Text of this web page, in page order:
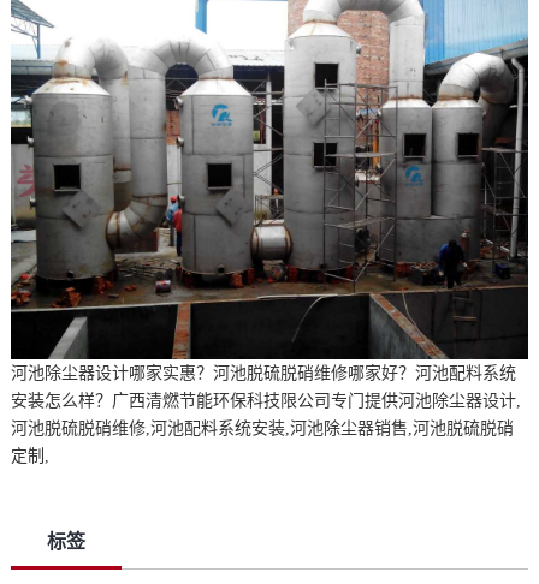
河池除尘器设计哪家实惠？河池脱硫脱硝维修哪家好？河池配料系统
安装怎么样？广西清燃节能环保科技限公司专门提供河池除尘器设计,
河池脱硫脱硝维修,河池配料系统安装,河池除尘器销售,河池脱硫脱硝
定制,
标签